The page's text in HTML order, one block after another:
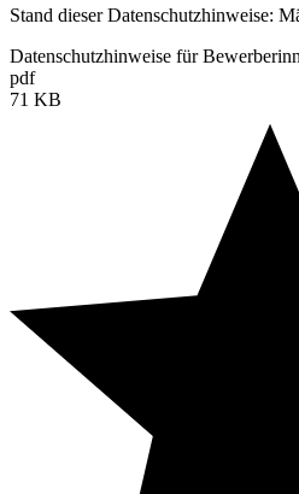
Stand dieser Datenschutzhinweise:
Datenschutzhinweise für
pdf
71 KB